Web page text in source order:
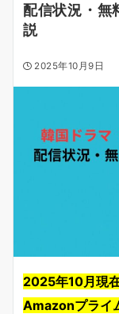
配信状況・無
説
2025年10月9日
2025年10月現
Amazonプライ